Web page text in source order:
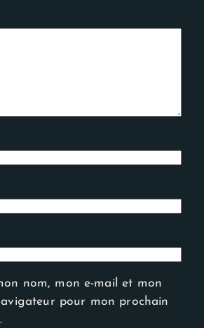
nom, mon e-mail et mon
pour mon prochain